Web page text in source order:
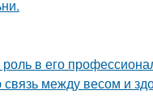
в его
между весом и